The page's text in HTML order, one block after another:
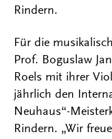
Rindern.
Für die
Prof. Boguslaw
Roels mit ihrer
jährlich den
Neuhaus“-
Rindern. „Wir